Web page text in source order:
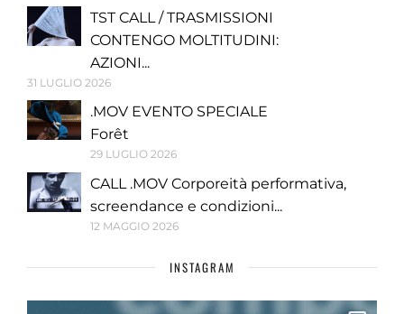
TST CALL / TRASMISSIONI
CONTENGO MOLTITUDINI:
AZIONI...
31 LUGLIO 2026
.MOV EVENTO SPECIALE
Forêt
29 LUGLIO 2026
CALL .MOV Corporeità performativa,
screendance e condizioni...
12 MAGGIO 2026
INSTAGRAM